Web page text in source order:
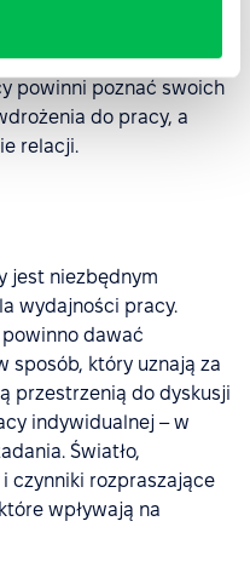
że osiągają swoje
jak cenni są jako
powinni poznać swoich
do pracy, a
relacji.
jest niezbędnym
wydajności pracy.
dawać
sposób, który uznają za
przestrzenią do dyskusji
indywidualnej – w
Światło,
czynniki rozpraszające
wpływają na